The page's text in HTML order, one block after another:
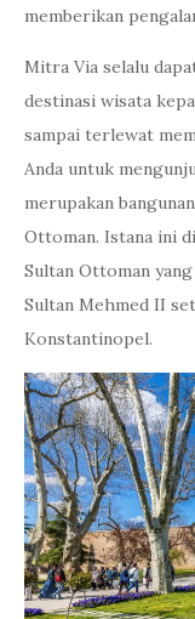
memberikan
Mitra Via selalu
destinasi wisata
sampai terlewat
Anda untuk
merupakan
Ottoman. Istana ini
Sultan Ottoman
Sultan Mehmed II
Konstantinopel.